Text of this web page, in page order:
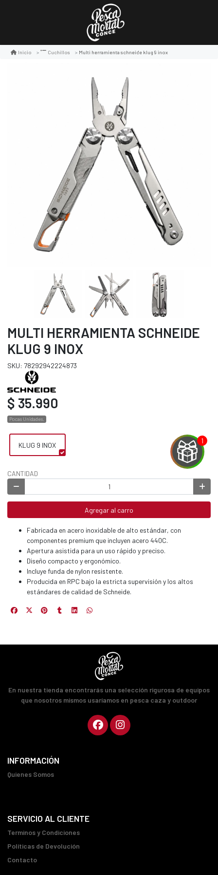
JUGAR
Inicio Cuchillos Multi herramienta schneide klug 9 inox
MULTI HERRAMIENTA SCHNEIDE
KLUG 9 INOX
SKU: 78292942224873
$ 35.990
Pocas Unidades.
KLUG 9 INOX
CANTIDAD
Agregar al carro
Fabricada en acero inoxidable de alto estándar, con
componentes premium que incluyen acero 440C.
Apertura asistida para un uso rápido y preciso.
Diseño compacto y ergonómico.
Incluye funda de nylon resistente.
Producida en RPC bajo la estricta supervisión y los altos
estándares de calidad de Schneide.
En nuestra tienda encontrarás una selección rigurosa de equipos
que nosotros mismos usaríamos en pesca caza y outdoor
INFORMACIÓN
Quienes Somos
SERVICIO AL CLIENTE
Terminos y Condiciones
Políticas de Devolución
Contacto